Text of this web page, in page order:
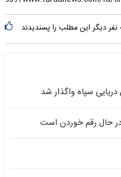
نفر دیگر این مطلب را پسندیدند
سپاه واگذار شد
حال رقم خوردن است